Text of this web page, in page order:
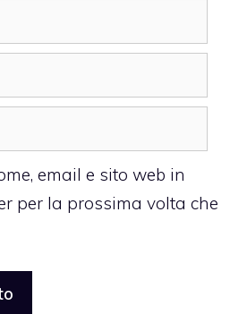
email e sito web in
per la prossima volta che